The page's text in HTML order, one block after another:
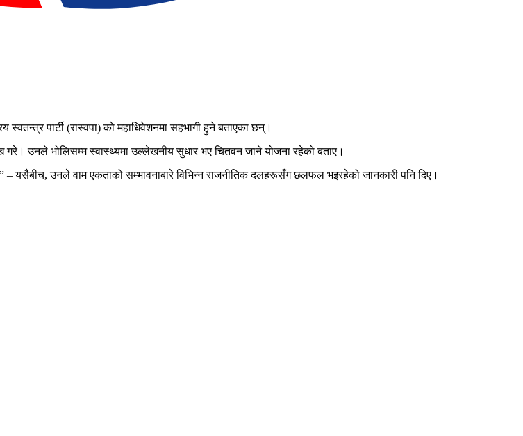
पार्टी (रास्वपा) को महाधिवेशनमा सहभागी हुने बताएका छन्।
उनले भोलिसम्म स्वास्थ्यमा उल्लेखनीय सुधार भए चितवन जाने योजना रहेको बताए।
उनले वाम एकताको सम्भावनाबारे विभिन्न राजनीतिक दलहरूसँग छलफल भइरहेको जानकारी पनि दिए।